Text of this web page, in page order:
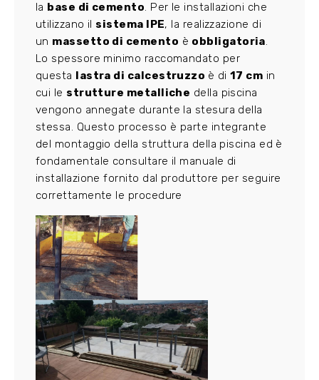
la base di cemento. Per le installazioni che
utilizzano il sistema IPE, la realizzazione di
un massetto di cemento è obbligatoria.
Lo spessore minimo raccomandato per
questa lastra di calcestruzzo è di17 cm in
cui le strutture metalliche della piscina
vengono annegate durante la stesura della
stessa. Questo processo è parte integrante
del montaggio della struttura della piscina ed è
fondamentale consultare il manuale di
installazione fornito dal produttore per seguire
correttamente le procedure